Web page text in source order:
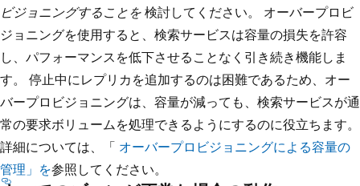
ビジョニングすることを検討してください。 オーバープロビ
ジョニングを使用すると、検索サービスは容量の損失を許容
し、パフォーマンスを低下させることなく引き続き機能しま
す。 停止中にレプリカを追加するのは困難であるため、オー
バープロビジョニングは、容量が減っても、検索サービスが通
常の要求ボリュームを処理できるようにするのに役立ちます。
詳細については、「 オーバープロビジョニングによる容量の
管理」を参照してください。